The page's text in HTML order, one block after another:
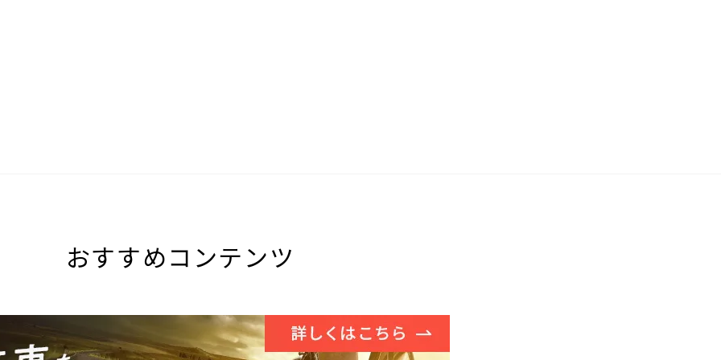
おすすめコンテンツ